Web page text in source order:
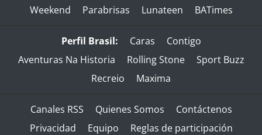
Weekend
Parabrisas Lunateen BATimes
Perfil Brasil: Caras
Contigo
Aventuras Na Historia
Rolling Stone
Sport Buzz
Recreio
Maxima
Canales RSS Quienes Somos
Contáctenos
Privacidad
Equipo Reglas de participación